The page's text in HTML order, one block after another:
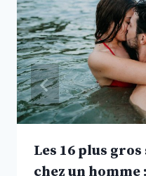
Les 16 plus
chez un